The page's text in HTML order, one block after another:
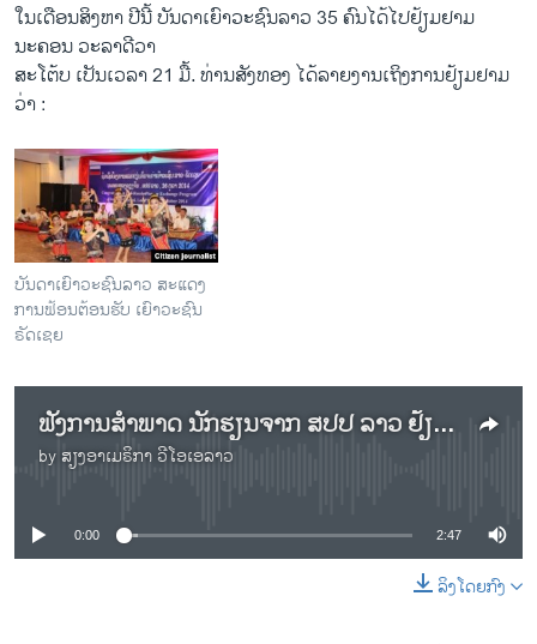
ໃນເດືອນ​ສິງຫາ ປີ​ນີ້ ບັນດາເຍົາວະ​ຊົນ​ລາວ 35 ຄົນ​ໄດ້ໄປ​ຢ້ຽມຢາມ​
ນະຄອນ ວະລາດີ​ວາ
ສະ​ໂຕ້​ບ ​ເປັນ​ເວລາ 21 ມື້. ທ່ານສັງ​ທອງ ​ໄດ້​ລາຍ​ງານ​ເຖິງການ​ຢ້ຽມຢາມ​
ວ່າ :
ບັນດາເຍົາວະຊົນລາວ ສະແດງ
ການຟ້ອນຕ້ອນຮັບ ເຍົາວະຊົນ
ຣັດເຊຍ
ຟັງການສຳພາດ ນັກຮຽນຈາກ ສປປ ລາວ ຢ້ຽມຢາມ ຣັດເຊຍ
by ສຽງອາເມຣິກາ ວີໂອເອລາວ
No media source currently available
0:00 2:47
ລິງໂດຍກົງ